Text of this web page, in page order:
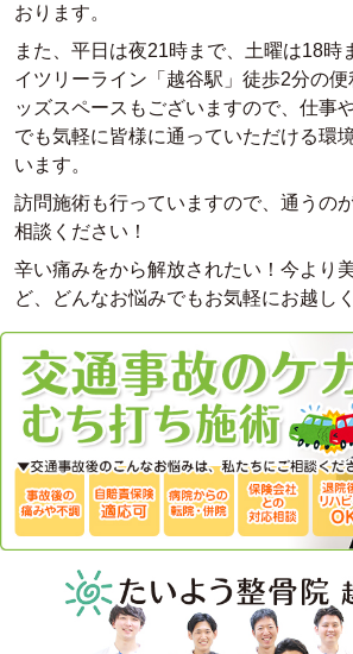
おります。
また、平日は夜21時まで、土曜は18時
イツリーライン「越谷駅」徒歩2分の
ッズスペースもございますので、仕事
でも気軽に皆様に通っていただける環
います。
訪問施術も行っていますので、通うの
相談ください！
辛い痛みをから解放されたい！今より
ど、どんなお悩みでもお気軽にお越し